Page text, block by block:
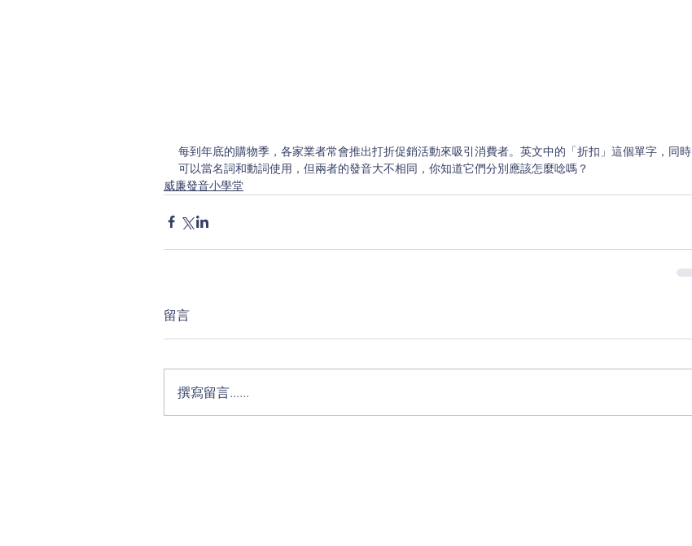
每到年底的購物季，各家業者常會推出打折促銷活動來吸引消費者。英文中的「折扣」這個單字，同時
可以當名詞和動詞使用，但兩者的發音大不相同，你知道它們分別應該怎麼唸嗎？
威廉發音小學堂
留言
撰寫留言......